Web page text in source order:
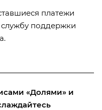
платежи
поддержки
«Долями» и